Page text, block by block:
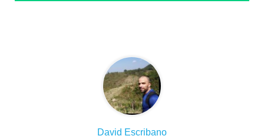
David Escribano